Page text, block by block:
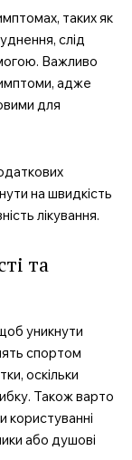
таких як
слід
Важливо
адже
для
на швидкість
лікування.
та
уникнути
спортом
оскільки
Також варто
користуванні
або душові